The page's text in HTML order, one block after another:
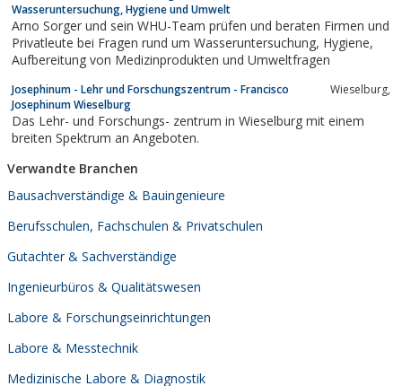
Wasseruntersuchung, Hygiene und Umwelt
Arno Sorger und sein WHU-Team prüfen und beraten Firmen und
Privatleute bei Fragen rund um Wasseruntersuchung, Hygiene,
Aufbereitung von Medizinprodukten und Umweltfragen
Josephinum - Lehr und Forschungszentrum - Francisco
Josephinum Wieselburg
Wieselburg,
Das Lehr- und Forschungs- zentrum in Wieselburg mit einem
breiten Spektrum an Angeboten.
Verwandte Branchen
Bausachverständige & Bauingenieure
Berufsschulen, Fachschulen & Privatschulen
Gutachter & Sachverständige
Ingenieurbüros & Qualitätswesen
Labore & Forschungseinrichtungen
Labore & Messtechnik
Medizinische Labore & Diagnostik